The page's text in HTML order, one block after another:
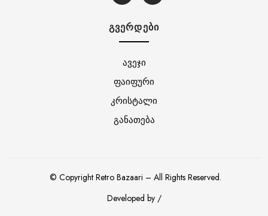
ᲒᲕᲔᲠᲓᲔᲑᲘ
ავეჯი
ფაიფური
კრისტალი
განათება
Developed by /
© Copyright Retro Bazaari – All Rights Reserved.